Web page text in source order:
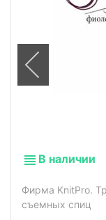
В наличии
Фирма KnitPro.
съемных спиц